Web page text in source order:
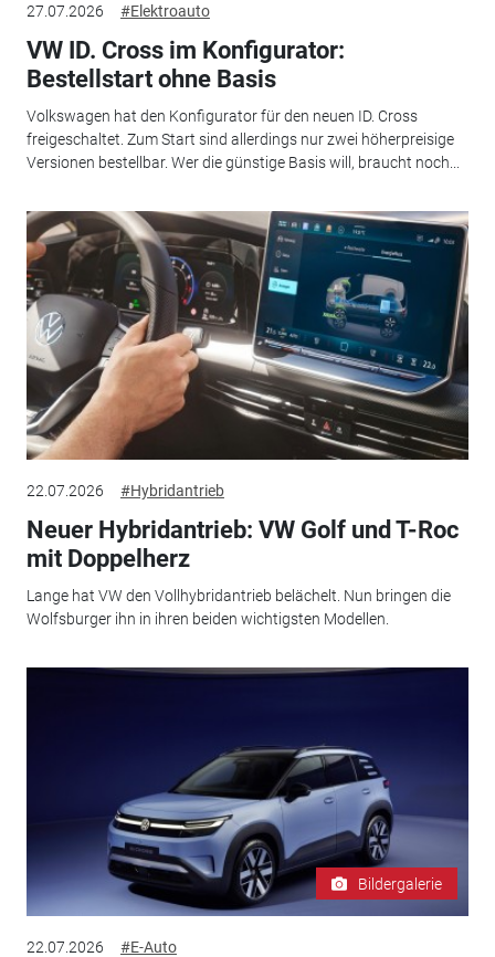
27.07.2026 #Elektroauto
VW ID. Cross im Konfigurator:
Bestellstart ohne Basis
Volkswagen hat den Konfigurator für den neuen ID. Cross
freigeschaltet. Zum Start sind allerdings nur zwei höherpreisige
Versionen bestellbar. Wer die günstige Basis will, braucht noch...
22.07.2026 #Hybridantrieb
Neuer Hybridantrieb: VW Golf und T-Roc
mit Doppelherz
Lange hat VW den Vollhybridantrieb belächelt. Nun bringen die
Wolfsburger ihn in ihren beiden wichtigsten Modellen.
Bildergalerie
22.07.2026 #E-Auto